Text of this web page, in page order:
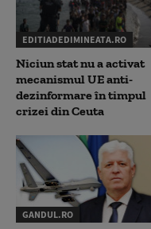
EDITIADEDIMINEATA.RO
Niciun stat nu a activat
mecanismul UE anti-
dezinformare în timpul
crizei din Ceuta
GANDUL.RO